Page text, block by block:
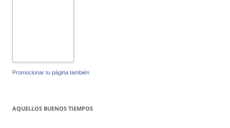
Promocionar tu página también
AQUELLOS BUENOS TIEMPOS